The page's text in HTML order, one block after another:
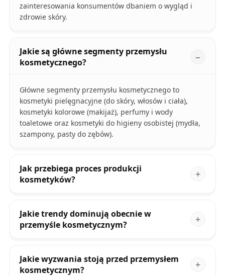
zainteresowania konsumentów dbaniem o wygląd i
zdrowie skóry.
Jakie są główne segmenty przemysłu
kosmetycznego?
Główne segmenty przemysłu kosmetycznego to
kosmetyki pielęgnacyjne (do skóry, włosów i ciała),
kosmetyki kolorowe (makijaż), perfumy i wody
toaletowe oraz kosmetyki do higieny osobistej (mydła,
szampony, pasty do zębów).
Jak przebiega proces produkcji
kosmetyków?
Jakie trendy dominują obecnie w
przemyśle kosmetycznym?
Jakie wyzwania stoją przed przemysłem
kosmetycznym?